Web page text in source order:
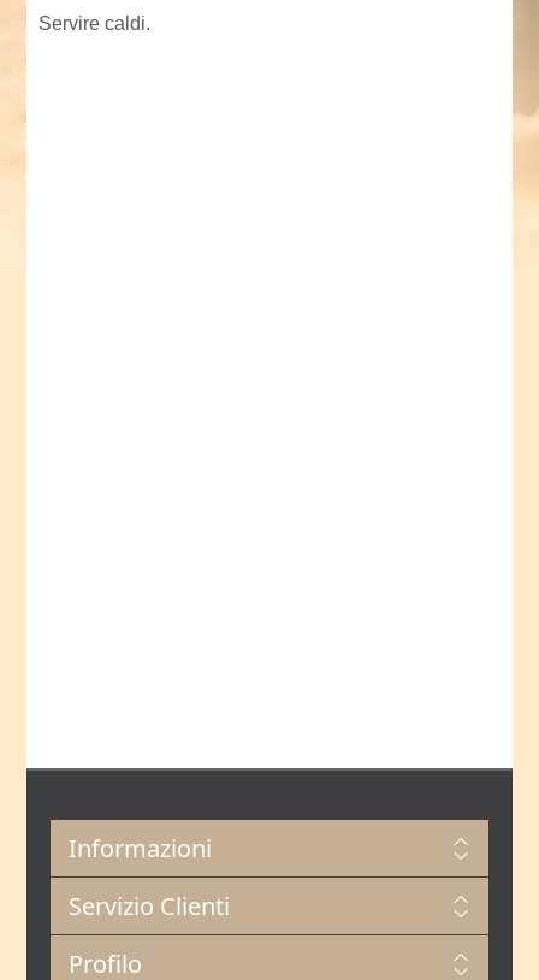
Servire caldi.
Informazioni
Servizio Clienti
Profilo